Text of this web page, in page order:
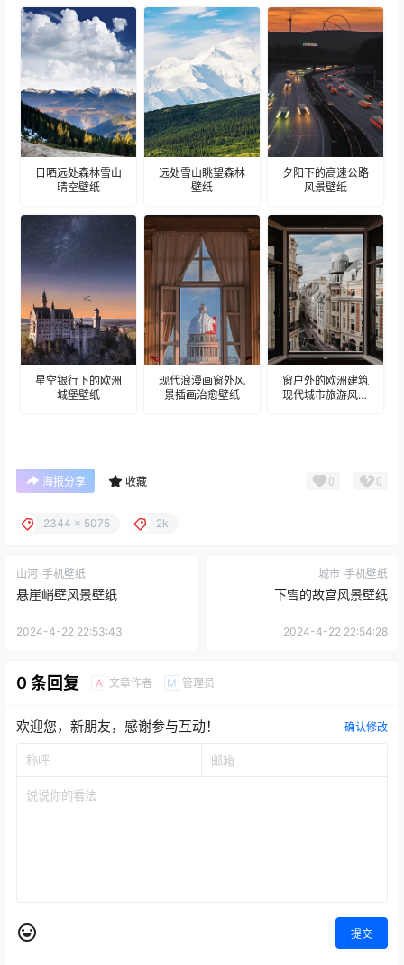
日晒远处森林雪山
晴空壁纸
远处雪山眺望森林
壁纸
夕阳下的高速公路
风景壁纸
星空银行下的欧洲
城堡壁纸
现代浪漫画窗外风
景插画治愈壁纸
窗户外的欧洲建筑
现代城市旅游风景
海报分享 收藏 0 0
2344 x 5075 2k
山河 手机壁纸
悬崖峭壁风景壁纸
2024-4-22 22:53:43
城市 手机壁纸
下雪的故宫风景壁纸
2024-4-22 22:54:28
0 条回复 A 文章作者 M 管理员
欢迎您，新朋友，感谢参与互动！ 确认修改
提交